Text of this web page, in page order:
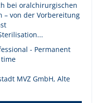
bei oralchirurgischen
– von der Vorbereitung
- Permanent
MVZ GmbH, Alte